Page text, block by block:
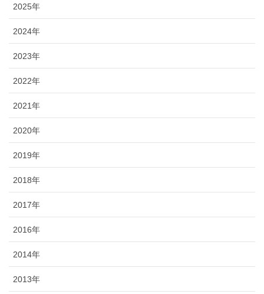
2025年
2024年
2023年
2022年
2021年
2020年
2019年
2018年
2017年
2016年
2014年
2013年